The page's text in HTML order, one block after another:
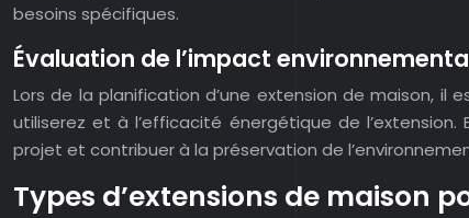
besoins spécifiques.
Évaluation de l’impact
Lors de la planification d’une extension de maison,
utiliserez et à l’efficacité énergétique de
projet et contribuer à la préservation de
Types d’extensions de maison